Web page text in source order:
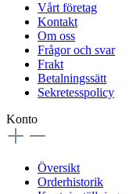
Vårt företag
Kontakt
Om oss
Frågor och svar
Frakt
Betalningssätt
Sekretesspolicy
Konto
Översikt
Orderhistorik